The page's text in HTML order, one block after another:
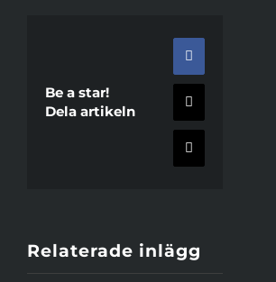
Be a star!
Dela artikeln
Facebook
X
E-
post
Relaterade inlägg